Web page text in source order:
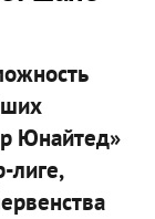
Юнайтед»
лиге,